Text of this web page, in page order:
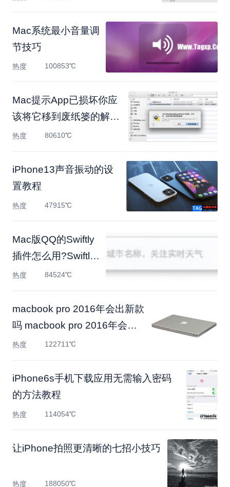
Mac系统最小音量调
节技巧
热度 100853℃
Mac提示App已损坏你应
该将它移到废纸篓的解决
方
热度 80610℃
​iPhone13声音振动的设
置教程
热度 47915℃
Mac版QQ的Swiftly
插件怎么用?Swiftly
插件设置教程
热度 84524℃
macbook pro 2016年会出新款
吗 macbook pro 2016年会变
轻
热度 122711℃
iPhone6s手机下载应用无需输入密码
的方法教程
热度 114054℃
让iPhone拍照更清晰的七招小技巧
热度 188050℃